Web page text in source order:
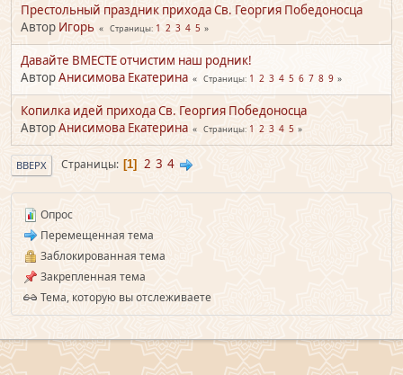
Престольный праздник прихода Св. Георгия Победоносца
Автор Игорь Страницы 1 2 3 4 5
Давайте ВМЕСТЕ отчистим наш родник!
АвторАнисимова Екатерина Страницы 1 2 3 4 5 6 7 8 9
Копилка идей прихода Св. Георгия Победоносца
АвторАнисимова Екатерина Страницы 1 2 3 4 5
ВВЕРХ Страницы 1 2 3 4
Опрос
Перемещенная тема
Заблокированная тема
Закрепленная тема
Тема, которую вы отслеживаете